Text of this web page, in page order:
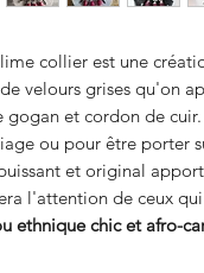
collier est une
velours grises qu'on
gogan et cordon de
ou pour être porter
et original
l'attention de ceux
ethnique chic et afro-